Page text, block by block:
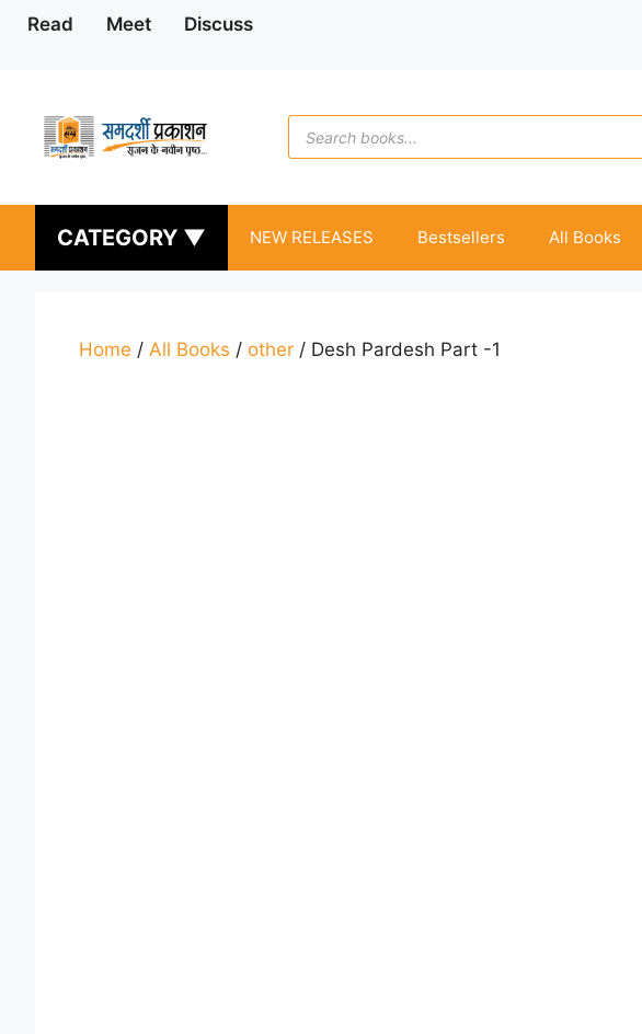
Skip
Read Meet Discuss
Products
search
CATEGORY ▼ NEW RELEASES Bestsellers All Books
Home / All Books / other / Desh Pardesh Part -1